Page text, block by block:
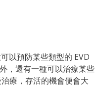
以預防某些類型的 EVD
，還有一種可以治療某些
療，存活的機會便會大